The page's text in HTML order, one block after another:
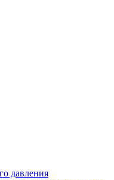
давления